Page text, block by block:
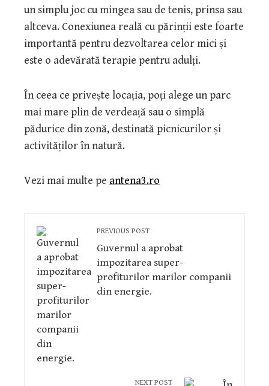
un simplu joc cu mingea sau de tenis, prinsa sau
altceva. Conexiunea reală cu părinții este foarte
importantă pentru dezvoltarea celor mici și
este o adevărată terapie pentru adulți.
În ceea ce privește locația, poți alege un parc
mai mare plin de verdeață sau o simplă
pădurice din zonă, destinată picnicurilor și
activităților în natură.
Vezi mai multe pe antena3.ro
PREVIOUS POST
Guvernul a aprobat
impozitarea super-
profiturilor marilor companii
din energie.
NEXT POST